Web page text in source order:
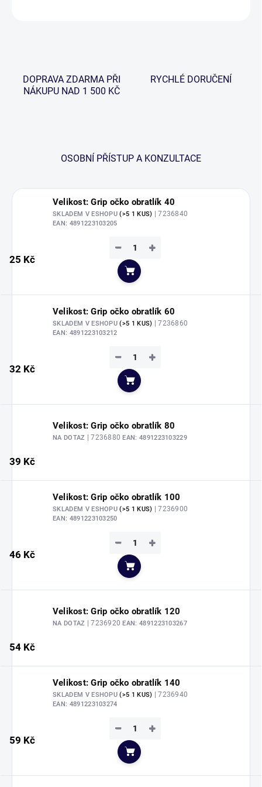
DOPRAVA ZDARMA PŘI
NÁKUPU NAD 1 500 KČ
RYCHLÉ DORUČENÍ
OSOBNÍ PŘÍSTUP A KONZULTACE
Velikost: Grip očko obratlík 40
SKLADEM V ESHOPU(>5 1 KUS) | 7236840
EAN: 4891223103205
25 Kč
+
−
Do košíku
Velikost: Grip očko obratlík 60
SKLADEM V ESHOPU(>5 1 KUS) | 7236860
EAN: 4891223103212
32 Kč
+
−
Do košíku
Velikost: Grip očko obratlík 80
NA DOTAZ | 7236880EAN: 4891223103229
39 Kč
Velikost: Grip očko obratlík 100
SKLADEM V ESHOPU(>5 1 KUS) | 7236900
EAN: 4891223103250
46 Kč
+
−
Do košíku
Velikost: Grip očko obratlík 120
NA DOTAZ | 7236920EAN: 4891223103267
54 Kč
Velikost: Grip očko obratlík 140
SKLADEM V ESHOPU(>5 1 KUS) | 7236940
EAN: 4891223103274
59 Kč
+
−
Do košíku